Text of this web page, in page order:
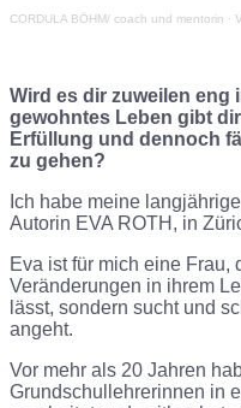
CORDULA BÖHM/ coach und mentorin ·
Wird es dir zuweilen eng
gewohntes Leben gibt
Erfüllung und dennoch
zu gehen?
Ich habe meine
Autorin EVA ROTH, in
Eva ist für mich eine Frau,
Veränderungen in ihrem
lässt, sondern sucht und
angeht.
Vor mehr als 20 Jahren
Grundschullehrerinnen in